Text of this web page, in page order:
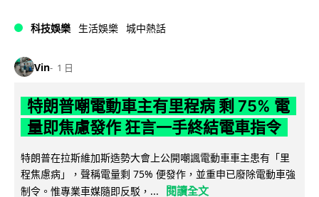
科技娛樂 生活娛樂 城中熱話
Vin 1 日
特朗普嘲電動車主有里程病 剩 75% 電
量即焦慮發作 狂言一手終結電車指令
特朗普在拉斯維加斯造勢大會上公開嘲諷電動車車主患有「里
程焦慮病」，聲稱電量剩 75% 便發作，並重申已廢除電動車強
制令。惟專業車媒隨即反駁，...
閱讀全文